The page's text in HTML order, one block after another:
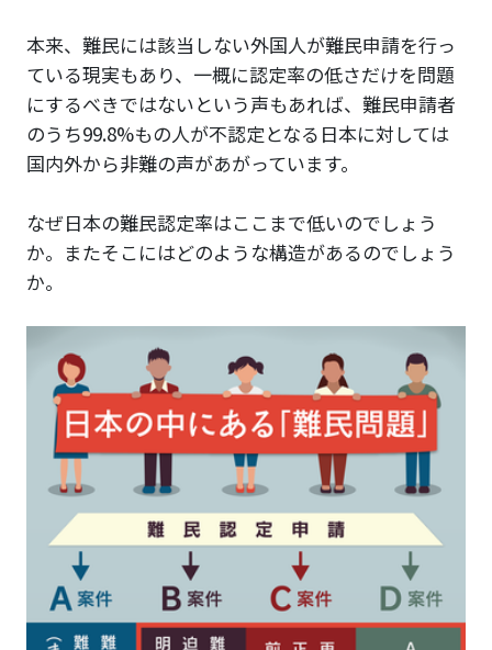
本来、難民には該当しない外国人が難民申請を行っ
ている現実もあり、一概に認定率の低さだけを問題
にするべきではないという声もあれば、難民申請者
のうち99.8%もの人が不認定となる日本に対しては
国内外から非難の声があがっています。
なぜ日本の難民認定率はここまで低いのでしょう
か。またそこにはどのような構造があるのでしょう
か。